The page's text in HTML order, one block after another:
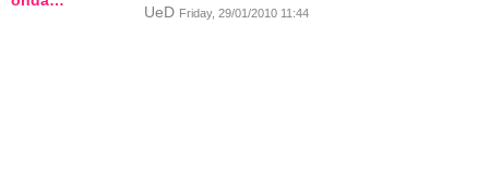
UeD Friday, 29/01/2010 11:44